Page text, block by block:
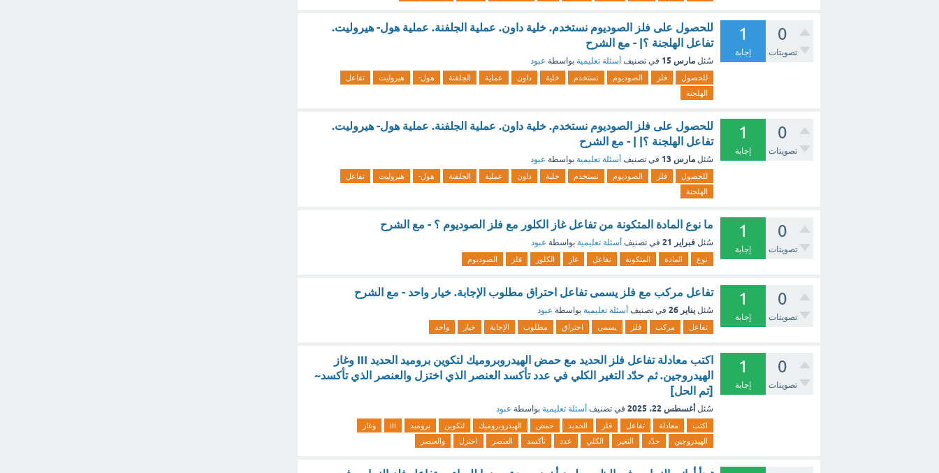
0
تصويتات
1
إجابة
للحصول على فلز الصوديوم نستخدم. خلية داون. عملية الجلفنة. عملية هول- هيروليت.
تفاعل الهلجنة ؟| - مع الشرح
سُئل مارس 15 في تصنيف أسئلة تعليمية بواسطة عبود
للحصول فلز الصوديوم نستخدم خلية داون عملية الجلفنة هول- هيروليت
تفاعل
الهلجنة
0
تصويتات
1
إجابة
للحصول على فلز الصوديوم نستخدم. خلية داون. عملية الجلفنة. عملية هول- هيروليت.
تفاعل الهلجنة ؟| | - مع الشرح
سُئل مارس 13 في تصنيف أسئلة تعليمية بواسطة عبود
للحصول فلز الصوديوم نستخدم خلية داون عملية الجلفنة هول- هيروليت
تفاعل
الهلجنة
0
تصويتات
1
إجابة
ما نوع المادة المتكونة من تفاعل غاز الكلور مع فلز الصودیوم ؟ - مع الشرح
سُئل فبراير 21 في تصنيف أسئلة تعليمية بواسطة عبود
نوع المادة المتكونة تفاعل غاز الكلور فلز الصودیوم
0
تصويتات
1
إجابة
تفاعل مركب مع فلز يسمى تفاعل احتراق مطلوب الإجابة. خيار واحد - مع الشرح
سُئل يناير 26 في تصنيف أسئلة تعليمية بواسطة عبود
تفاعل مركب فلز يسمى احتراق مطلوب الإجابة خيار واحد
0
تصويتات
1
إجابة
اكتب معادلة تفاعل فلز الحديد مع حمض الهيدروبروميك لتكوين بروميد الحديد III وغاز
الهيدروجين. ثم حدّد التغير الكلي في عدد تأكسد العنصر الذي اختزل والعنصر الذي تأكسد~
[تم الحل]
سُئل أغسطس 22، 2025 في تصنيف أسئلة تعليمية بواسطة عبود
اكتب معادلة تفاعل فلز الحديد حمض الهيدروبروميك لتكوين بروميد iii
وغاز
الهيدروجين
حدّد التغير الكلي عدد تأكسد العنصر اختزل والعنصر